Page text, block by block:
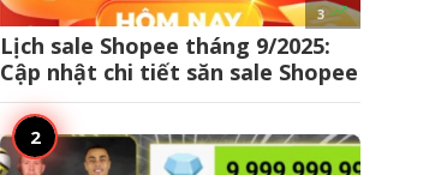
3 
Lịch sale Shopee tháng 9/2025:
Cập nhật chi tiết săn sale Shopee